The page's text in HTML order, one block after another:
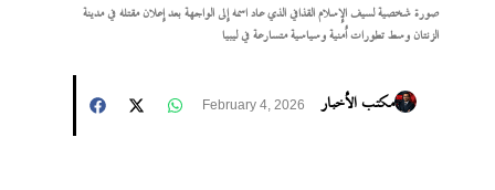
صورة شخصية لسيف الإسلام القذافي الذي عاد اسمه إلى الواجهة بعد إعلان مقتله في مدينة
الزنتان وسط تطورات أمنية وسياسية متسارعة في ليبيا
مكتب الأخبار February 4, 2026